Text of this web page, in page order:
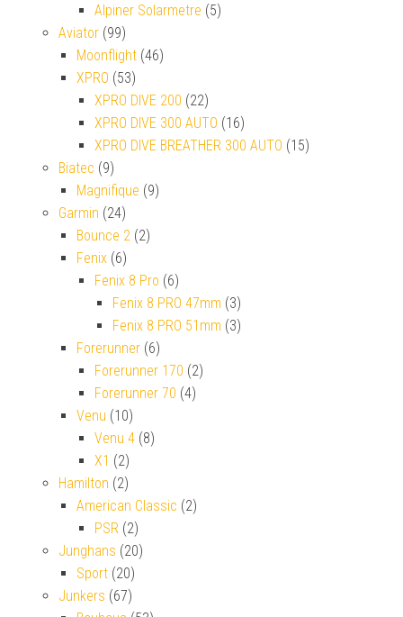
Alpiner Solarmetre (5)
Aviator (99)
Moonflight (46)
XPRO (53)
XPRO DIVE 200 (22)
XPRO DIVE 300 AUTO (16)
XPRO DIVE BREATHER 300 AUTO (15)
Biatec (9)
Magnifique (9)
Garmin (24)
Bounce 2 (2)
Fenix (6)
Fenix 8 Pro (6)
Fenix 8 PRO 47mm (3)
Fenix 8 PRO 51mm (3)
Forerunner (6)
Forerunner 170 (2)
Forerunner 70 (4)
Venu (10)
Venu 4 (8)
X1 (2)
Hamilton (2)
American Classic (2)
PSR (2)
Junghans (20)
Sport (20)
Junkers (67)